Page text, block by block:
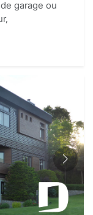
garage ou